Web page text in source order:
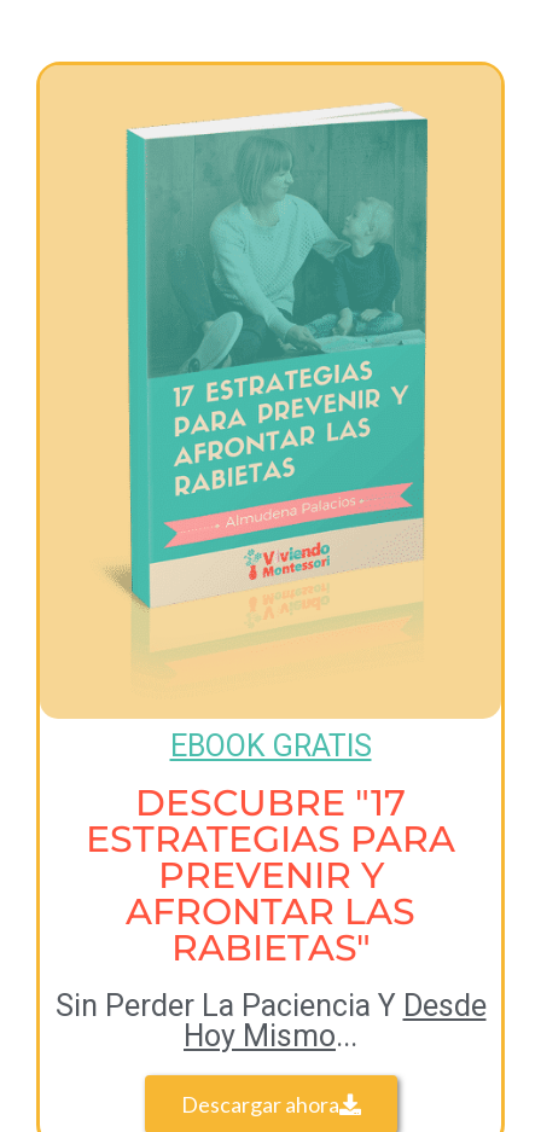
EBOOK GRATIS
DESCUBRE "17
ESTRATEGIAS PARA
PREVENIR Y
AFRONTAR LAS
RABIETAS"
Sin Perder La Paciencia Y Desde
Hoy Mismo...
Descargar ahora